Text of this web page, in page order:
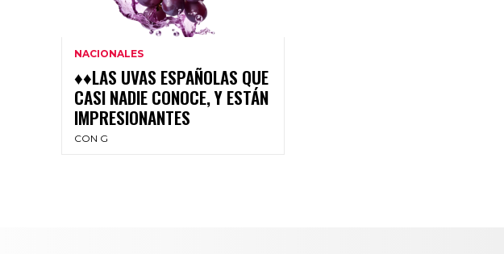
NACIONALES
♦♦LAS UVAS ESPAÑOLAS QUE
CASI NADIE CONOCE, Y ESTÁN
IMPRESIONANTES
CON G